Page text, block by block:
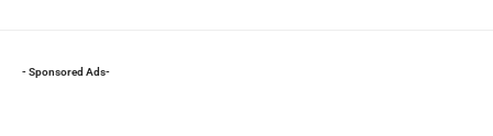
- Sponsored Ads-